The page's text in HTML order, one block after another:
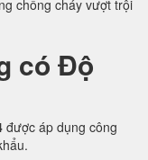
chống cháy vượt trội
có Độ
được áp dụng công